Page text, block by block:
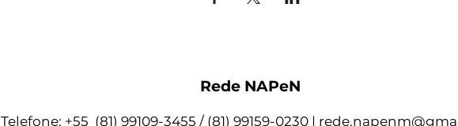
Rede NAPeN
Telefone: +55 (81) 99109-3455 / (81) 99159-0230 |